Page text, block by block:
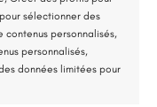
sélectionner des
personnalisés,
personnalisés,
données limitées pour
financier complet